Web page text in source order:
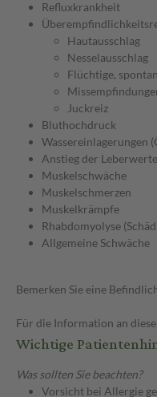
Refluxkrankheit
Hautausschlag
Nesselausschlag
Flüchtige,
Juckreiz
Bluthochdruck
Wassereinlagerungen
Anstieg der Leberwerte
Muskelschwäche
Muskelschmerzen
Muskelkrämpfe
Rhabdomyolyse
Allgemeine Schwäche
Bemerken Sie eine
Für die Information an
Wichtige
Was sollten Sie beachten?
Vorsicht bei Allergie